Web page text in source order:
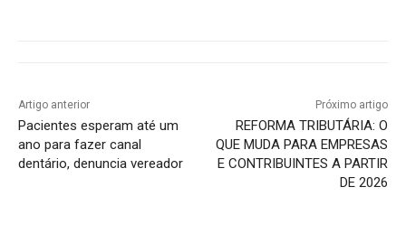
Artigo anterior
Pacientes esperam até um
ano para fazer canal
dentário, denuncia vereador
Próximo artigo
REFORMA TRIBUTÁRIA: O
QUE MUDA PARA EMPRESAS
E CONTRIBUINTES A PARTIR
DE 2026